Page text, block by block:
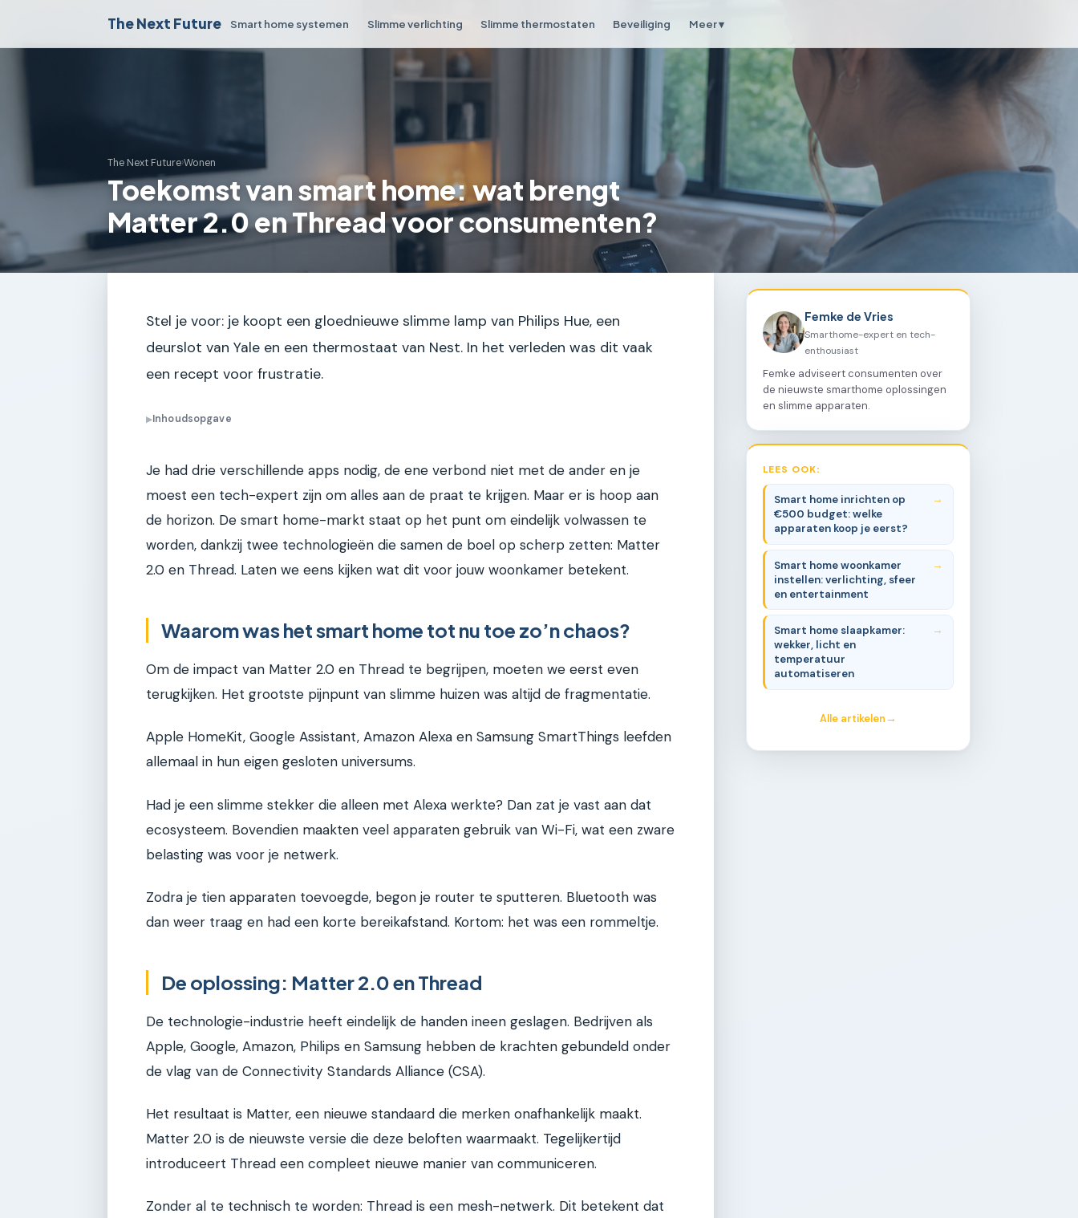
The Next Future Smart home systemen Slimme verlichting Slimme thermostaten Beveiliging Meer ▾
The Next Future›Wonen
Toekomst van smart home: wat brengt
Matter 2.0 en Thread voor consumenten?
Stel je voor: je koopt een gloednieuwe slimme lamp van Philips Hue, een
deurslot van Yale en een thermostaat van Nest. In het verleden was dit vaak
een recept voor frustratie.
▶Inhoudsopgave
Je had drie verschillende apps nodig, de ene verbond niet met de ander en je
moest een tech-expert zijn om alles aan de praat te krijgen. Maar er is hoop aan
de horizon. De smart home-markt staat op het punt om eindelijk volwassen te
worden, dankzij twee technologieën die samen de boel op scherp zetten: Matter
2.0 en Thread. Laten we eens kijken wat dit voor jouw woonkamer betekent.
Waarom was het smart home tot nu toe zo’n chaos?
Om de impact van Matter 2.0 en Thread te begrijpen, moeten we eerst even
terugkijken. Het grootste pijnpunt van slimme huizen was altijd de fragmentatie.
Apple HomeKit, Google Assistant, Amazon Alexa en Samsung SmartThings leefden
allemaal in hun eigen gesloten universums.
Had je een slimme stekker die alleen met Alexa werkte? Dan zat je vast aan dat
ecosysteem. Bovendien maakten veel apparaten gebruik van Wi-Fi, wat een zware
belasting was voor je netwerk.
Zodra je tien apparaten toevoegde, begon je router te sputteren. Bluetooth was
dan weer traag en had een korte bereikafstand. Kortom: het was een rommeltje.
De oplossing: Matter 2.0 en Thread
De technologie-industrie heeft eindelijk de handen ineen geslagen. Bedrijven als
Apple, Google, Amazon, Philips en Samsung hebben de krachten gebundeld onder
de vlag van de Connectivity Standards Alliance (CSA).
Het resultaat is Matter, een nieuwe standaard die merken onafhankelijk maakt.
Matter 2.0 is de nieuwste versie die deze beloften waarmaakt. Tegelijkertijd
introduceert Thread een compleet nieuwe manier van communiceren.
Zonder al te technisch te worden: Thread is een mesh-netwerk. Dit betekent dat
Femke de Vries
Smarthome-expert en tech-
enthousiast
Femke adviseert consumenten over
de nieuwste smarthome oplossingen
en slimme apparaten.
LEES OOK:
Smart home inrichten op
€500 budget: welke
apparaten koop je eerst?
Smart home woonkamer
instellen: verlichting, sfeer
en entertainment
Smart home slaapkamer:
wekker, licht en
temperatuur
automatiseren
Alle artikelen